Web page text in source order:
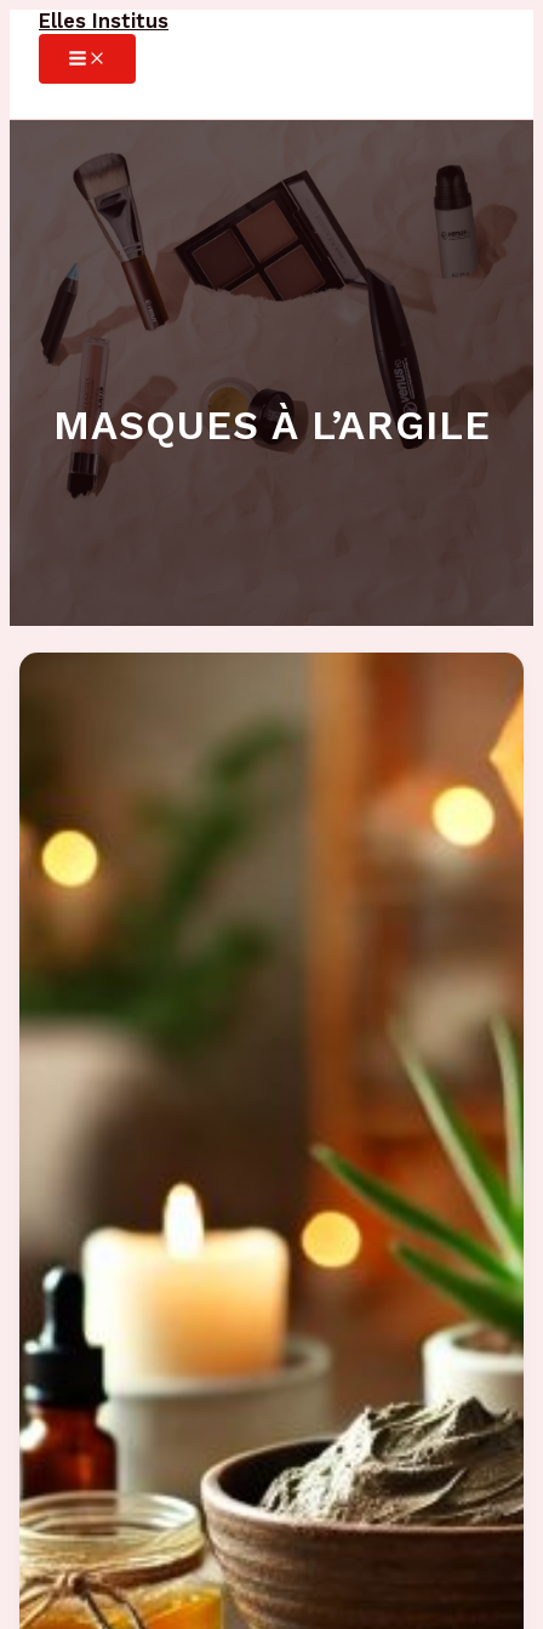
Aller
contenu
Elles Institus
MAIN
MENU
MASQUES À L’ARGILE